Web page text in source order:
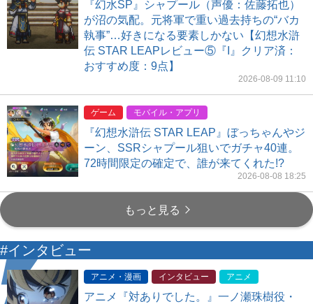
『幻水SP』シャプール（声優：佐藤拓也）
が沼の気配。元将軍で重い過去持ちの“バカ
執事”…好きになる要素しかない【幻想水滸
伝 STAR LEAPレビュー⑤『I』クリア済：
おすすめ度：9点】
2026-08-09 11:10
ゲーム モバイル・アプリ
『幻想水滸伝 STAR LEAP』ぼっちゃんやジ
ーン、SSRシャプール狙いでガチャ40連。
72時間限定の確定で、誰が来てくれた!?
2026-08-08 18:25
もっと見る
#インタビュー
アニメ・漫画 インタビュー アニメ
アニメ『対ありでした。』一ノ瀬珠樹役・